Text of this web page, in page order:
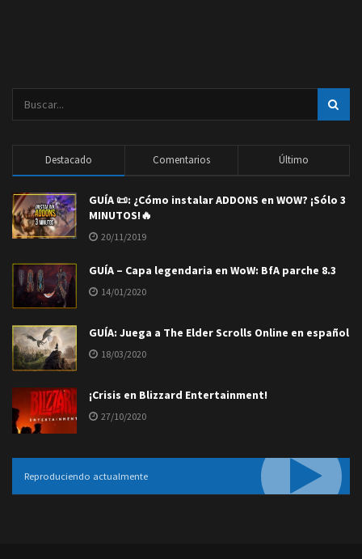
Destacado Comentarios Último
GUÍA 📜: ¿Cómo instalar ADDONS en WOW? ¡Sólo 3
MINUTOS!🔥
20/11/2019
GUÍA – Capa legendaria en WoW: BfA parche 8.3
14/01/2020
GUÍA: Juega a The Elder Scrolls Online en español
18/03/2020
¡Crisis en Blizzard Entertainment!
27/10/2020
Reproduciendo actualmente